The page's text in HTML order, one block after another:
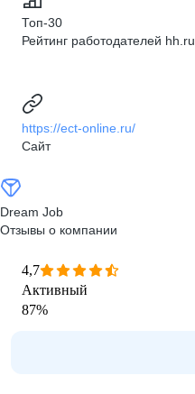
Топ-30
Рейтинг работодателей hh.ru
https://ect-online.ru/
Сайт
Dream Job
Отзывы о компании
4,7
Активный
87%